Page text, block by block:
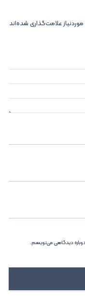
علامت‌گذاری شده‌اند
دوباره دیدگاهی می‌نویسم.